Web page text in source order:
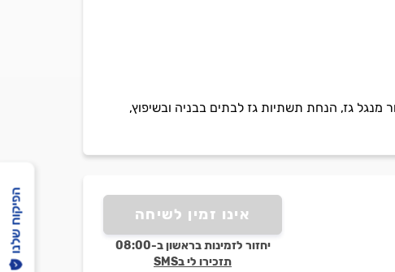
מנגל גז, הנחת תשתיות גז לבתים בבניה ובשיפוץ,
אינו זמין לשיחה
יחזור לזמינות בראשון ב-08:00
תזכירו לי בSMS
הפיקוח שלנו